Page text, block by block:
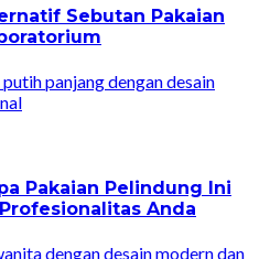
Sebutan Pakaian
Pakaian Pelindung Ini
Anda